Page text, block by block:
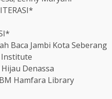
Baca Jambi Kota Seberang
Institute
Denassa
Hamfara Library